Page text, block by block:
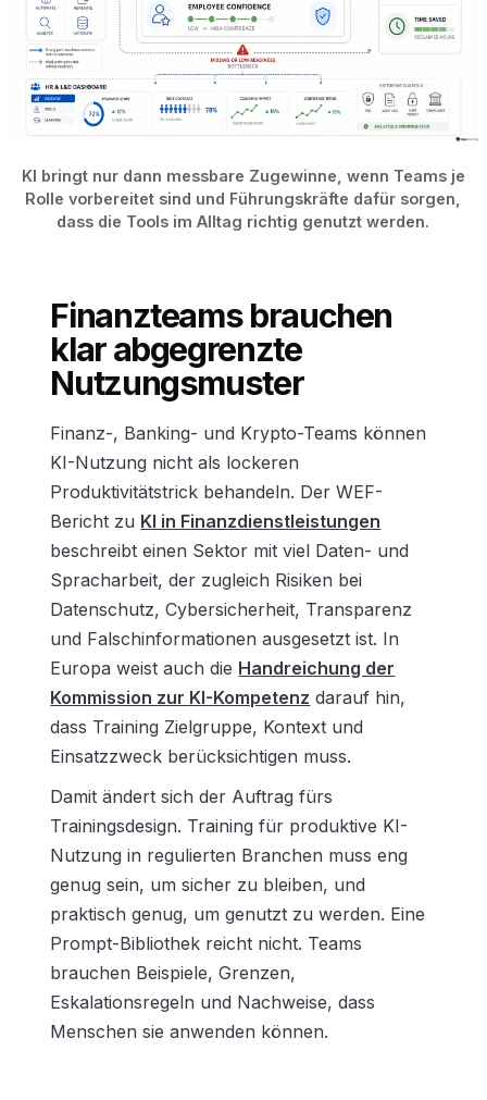
KI bringt nur dann messbare Zugewinne, wenn Teams je
Rolle vorbereitet sind und Führungskräfte dafür sorgen,
dass die Tools im Alltag richtig genutzt werden.
Finanzteams brauchen
klar abgegrenzte
Nutzungsmuster
Finanz-, Banking- und Krypto-Teams können
KI-Nutzung nicht als lockeren
Produktivitätstrick behandeln. Der WEF-
Bericht zu KI in Finanzdienstleistungen
beschreibt einen Sektor mit viel Daten- und
Spracharbeit, der zugleich Risiken bei
Datenschutz, Cybersicherheit, Transparenz
und Falschinformationen ausgesetzt ist. In
Europa weist auch die Handreichung der
Kommission zur KI-Kompetenz darauf hin,
dass Training Zielgruppe, Kontext und
Einsatzzweck berücksichtigen muss.
Damit ändert sich der Auftrag fürs
Trainingsdesign. Training für produktive KI-
Nutzung in regulierten Branchen muss eng
genug sein, um sicher zu bleiben, und
praktisch genug, um genutzt zu werden. Eine
Prompt-Bibliothek reicht nicht. Teams
brauchen Beispiele, Grenzen,
Eskalationsregeln und Nachweise, dass
Menschen sie anwenden können.